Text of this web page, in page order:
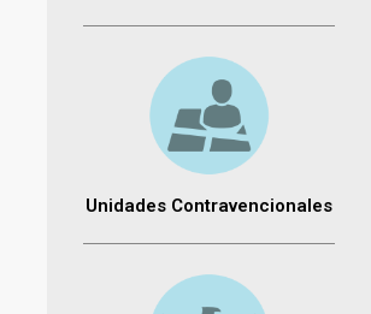
Unidades Contravencionales